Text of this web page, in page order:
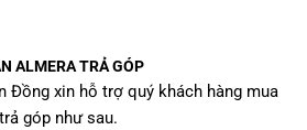
ALMERA TRẢ GÓP
Đồng xin hỗ trợ quý khách hàng mua
góp như sau.